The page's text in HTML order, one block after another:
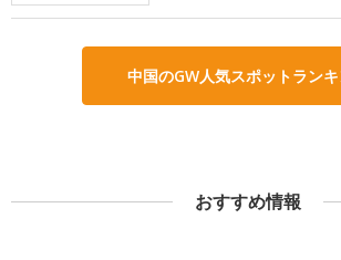
中国のGW人気スポットラン
おすすめ情報